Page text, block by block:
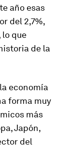
año esas
del 2,7%,
lo que
de la
economía
forma muy
más
Japón,
del